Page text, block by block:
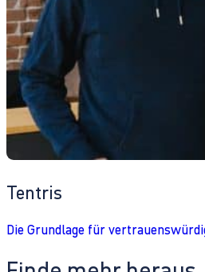
Tentris
Die Grundlage für